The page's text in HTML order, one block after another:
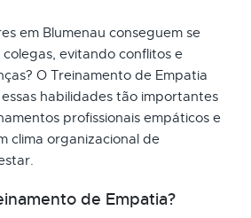
em Blumenau conseguem se
evitando conflitos e
O Treinamento de Empatia
habilidades tão importantes
profissionais empáticos e
clima organizacional de
de Empatia?